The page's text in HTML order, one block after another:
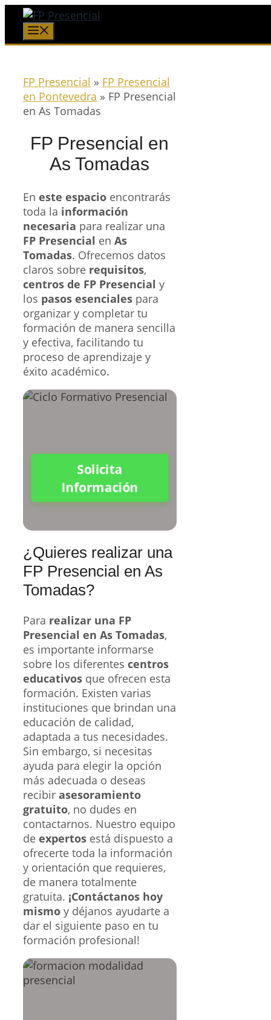
Saltar
contenido
FP Presencial » FP Presencial
en Pontevedra » FP Presencial
en As Tomadas
FP Presencial en
As Tomadas
En este espacio encontrarás
toda la información
necesaria para realizar una
FP Presencial en As
Tomadas. Ofrecemos datos
claros sobre requisitos,
centros de FP Presencial y
los pasos esenciales para
organizar y completar tu
formación de manera sencilla
y efectiva, facilitando tu
proceso de aprendizaje y
éxito académico.
Solicita
Información
¿Quieres realizar una
FP Presencial en As
Tomadas?
Para realizar una FP
Presencial en As Tomadas,
es importante informarse
sobre los diferentes centros
educativos que ofrecen esta
formación. Existen varias
instituciones que brindan una
educación de calidad,
adaptada a tus necesidades.
Sin embargo, si necesitas
ayuda para elegir la opción
más adecuada o deseas
recibir asesoramiento
gratuito, no dudes en
contactarnos. Nuestro equipo
de expertos está dispuesto a
ofrecerte toda la información
y orientación que requieres,
de manera totalmente
gratuita. ¡Contáctanos hoy
mismo y déjanos ayudarte a
dar el siguiente paso en tu
formación profesional!